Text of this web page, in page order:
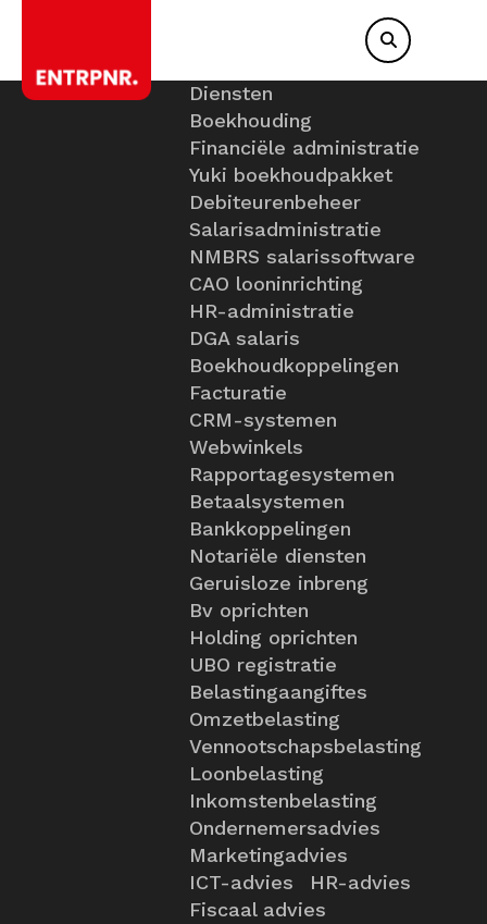
Diensten
Boekhouding
Financiële administratie
Yuki boekhoudpakket
Debiteurenbeheer
Salarisadministratie
NMBRS salarissoftware
CAO looninrichting
HR-administratie
DGA salaris
Boekhoudkoppelingen
Facturatie
CRM-systemen
Webwinkels
Rapportagesystemen
Betaalsystemen
Bankkoppelingen
Notariële diensten
Geruisloze inbreng
Bv oprichten
Holding oprichten
UBO registratie
Belastingaangiftes
Omzetbelasting
Vennootschapsbelasting
Loonbelasting
Inkomstenbelasting
Ondernemersadvies
Marketingadvies
ICT-advies
HR-advies
Fiscaal advies